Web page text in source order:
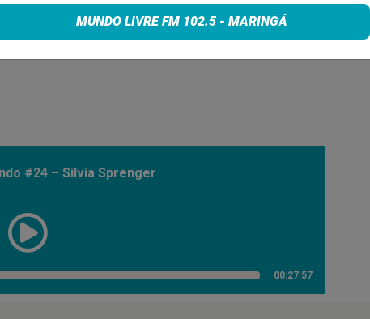
#24 – Silvia Sprenger
00:27:57
MUNDO LIVRE FM 102.5 - MARINGÁ